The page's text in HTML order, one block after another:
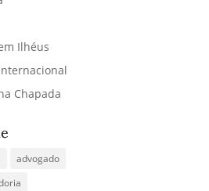
Ilhéus
Chapada
advogado